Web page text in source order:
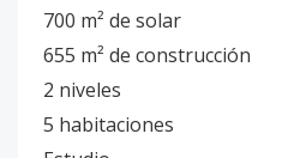
700 m² de solar
655 m² de construcción
2 niveles
5 habitaciones